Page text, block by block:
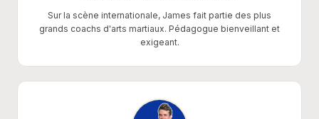
Sur la scène internationale, James fait partie des plus
grands coachs d'arts martiaux. Pédagogue bienveillant et
exigeant.